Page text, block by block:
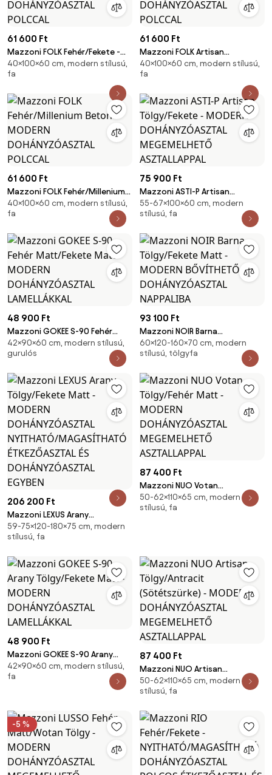
61 600 Ft
Mazzoni FOLK Fehér/Fekete -
MODERN DOHÁNYZÓASZTAL
POLCCAL
40×100×60 cm, modern stílusú,
fa
61 600 Ft
Mazzoni FOLK Artisan
Tölgy/Fekete - MODERN
DOHÁNYZÓASZTAL POLCCAL
40×100×60 cm, modern stílusú,
fa
61 600 Ft
Mazzoni FOLK Fehér/Millenium
Beton - MODERN
DOHÁNYZÓASZTAL POLCCAL
40×100×60 cm, modern stílusú,
fa
75 900 Ft
Mazzoni ASTI-P Artisan
Tölgy/Fekete - MODERN
DOHÁNYZÓASZTAL
MEGEMELHETŐ ASZTALLAPPAL
55-67×100×60 cm, modern
stílusú, fa
48 900 Ft
Mazzoni GOKEE S-90 Fehér
Matt/Fekete Matt - MODERN
DOHÁNYZÓASZTAL LAMELLÁKKAL
42×90×60 cm, modern stílusú,
gurulós
93 100 Ft
Mazzoni NOIR Barna
Tölgy/Fekete Matt - MODERN
BŐVÍTHETŐ DOHÁNYZÓASZTAL
60×120-160×70 cm, modern
stílusú, tölgyfa
206 200 Ft
Mazzoni LEXUS Arany
Tölgy/Fekete Matt - MODERN
DOHÁNYZÓASZTAL
ÉTKEZŐASZTAL ÉS
DOHÁNYZÓASZTAL EGYBEN
59-75×120-180×75 cm, modern
stílusú, fa
87 400 Ft
Mazzoni NUO Votan
Tölgy/Fehér Matt - MODERN
DOHÁNYZÓASZTAL
50-62×110×65 cm, modern
stílusú, fa
48 900 Ft
Mazzoni GOKEE S-90 Arany
Tölgy/Fekete Matt - MODERN
DOHÁNYZÓASZTAL LAMELLÁKKAL
42×90×60 cm, modern stílusú,
fa
87 400 Ft
Mazzoni NUO Artisan
Tölgy/Antracit (Sötétszürke) -
MODERN DOHÁNYZÓASZTAL
50-62×110×65 cm, modern
stílusú, fa
-5 %